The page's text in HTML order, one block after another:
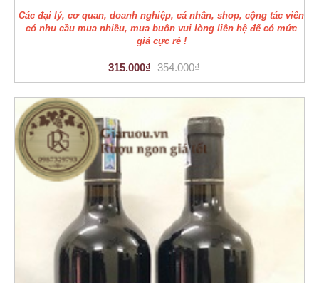
Các đại lý, cơ quan, doanh nghiệp, cá nhân, shop, cộng tác viên
có nhu cầu mua nhiều, mua buôn vui lòng liên hệ để có mức
giá cực rẻ !
315.000₫ 354.000₫